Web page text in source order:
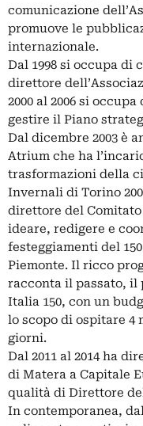
comunicazione
promuove le
internazionale.
Dal 1998 si occupa di
direttore
2000 al 2006 si
gestire il Piano
Dal dicembre 2003 è
Atrium che ha
trasformazioni della
Invernali di Torino
direttore del
ideare, redigere e
festeggiamenti del
Piemonte. Il ricco
racconta il passato, il
Italia 150, con un
lo scopo di ospitare 4
giorni.
Dal 2011 al 2014 ha
di Matera a Capitale
qualità di Direttore
In contemporanea,